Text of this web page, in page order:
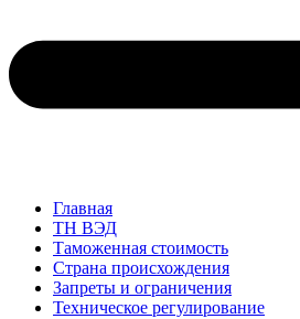
Главная
ТН ВЭД
Таможенная стоимость
Страна происхождения
Запреты и ограничения
Техническое регулирование